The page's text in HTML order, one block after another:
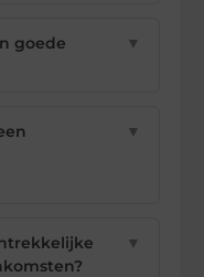
goede
▼
▼
▼